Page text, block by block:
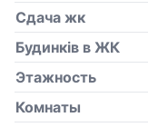
Сдача жк
Будинків в ЖК
Этажность
Комнаты